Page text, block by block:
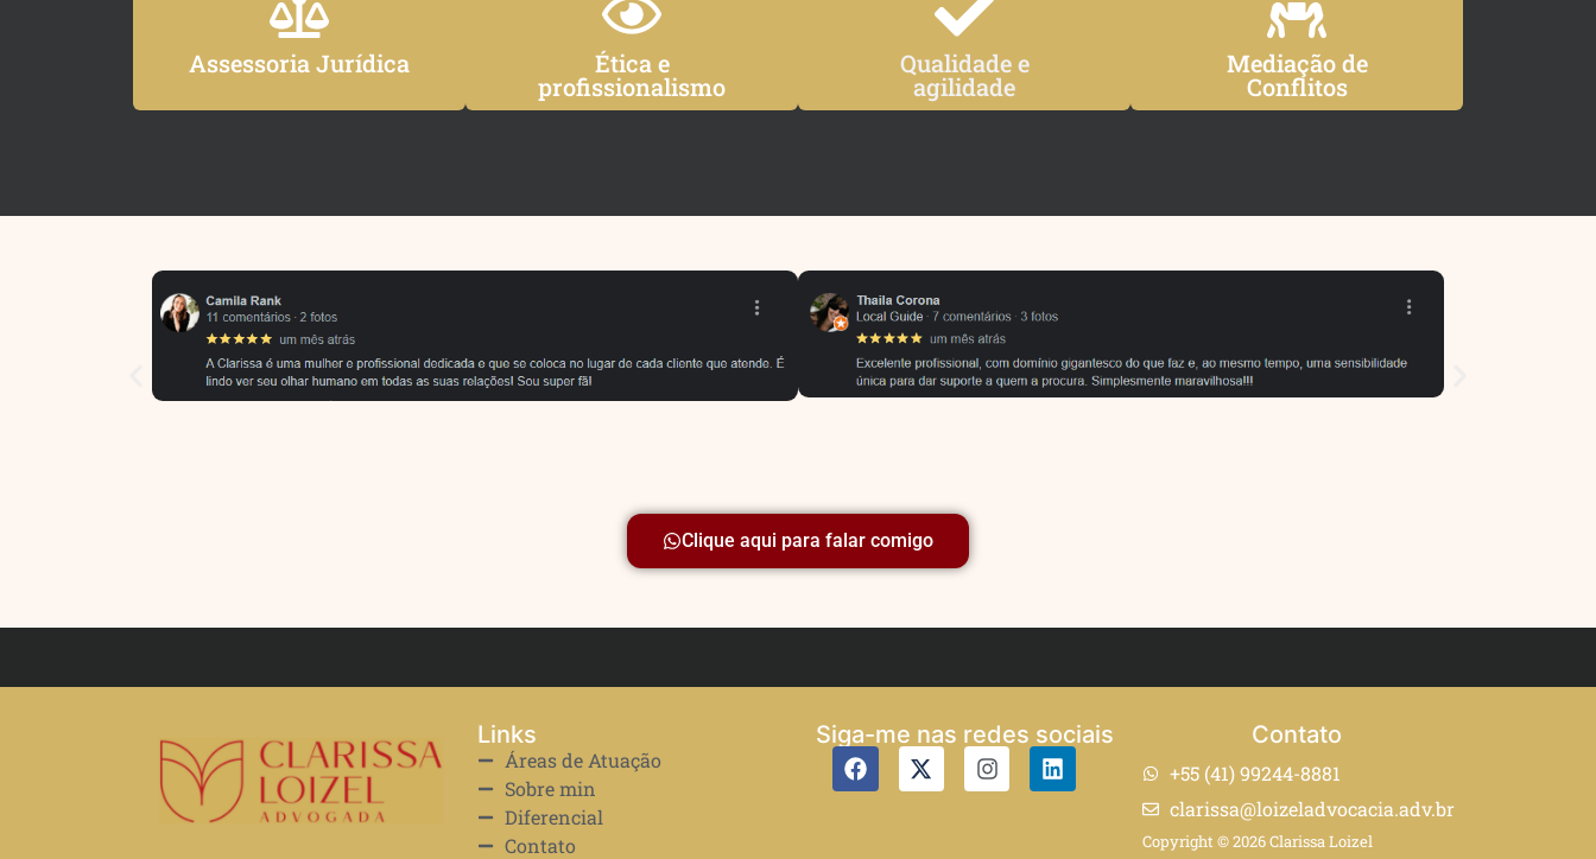
Assessoria Jurídica Ética e
profissionalismo
Qualidade e
agilidade
Mediação de
Conflitos
Clique aqui para falar comigo
Links
Áreas de Atuação
Sobre min
Diferencial
Contato
Siga-me nas redes sociais Contato
+55 (41) 99244-8881
clarissa@loizeladvocacia.adv.br
Copyright © 2026 Clarissa Loizel